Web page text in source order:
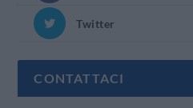
Twitter
CONTATTACI